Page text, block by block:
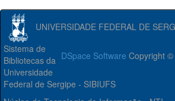
UNIVERSIDADE FEDERAL DE
DSpace Software Copyright
Sistema de
Bibliotecas da
Universidade
Federal de Sergipe - SIBIUFS